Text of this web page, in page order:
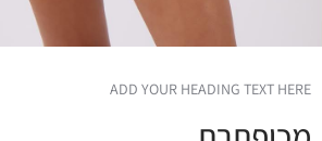
ADD YOUR HEADING TEXT HERE